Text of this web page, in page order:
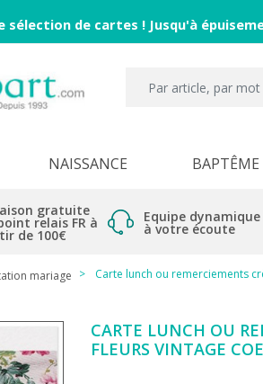
sélection de cartes ! Jusqu'à
NAISSANCE BAPTÊME
gratuite
relais FR à
de 100€
Equipe dynamique
à votre écoute
mariage Carte lunch ou remerciements
CARTE LUNCH OU
FLEURS VINTAGE